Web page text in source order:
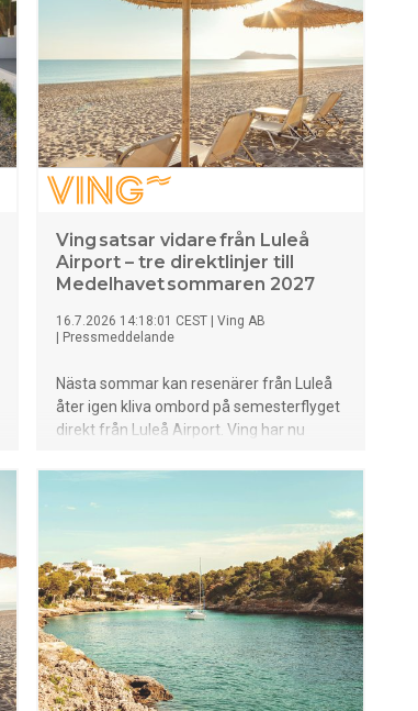
Ving satsar vidare från Luleå
Airport – tre direktlinjer till
Medelhavet sommaren 2027
16.7.2026 14:18:01 CEST
Ving AB
Pressmeddelande
Nästa sommar kan resenärer från Luleå
åter igen kliva ombord på semesterflyget
direkt från Luleå Airport. Ving har nu
direktcharter till Cypern, Kreta och Rhodos
– resmål som tillsammans erbjuder allt
från mysiga restauranger och solsäkert
klimat till hotell för både familjer, par och
vänner.